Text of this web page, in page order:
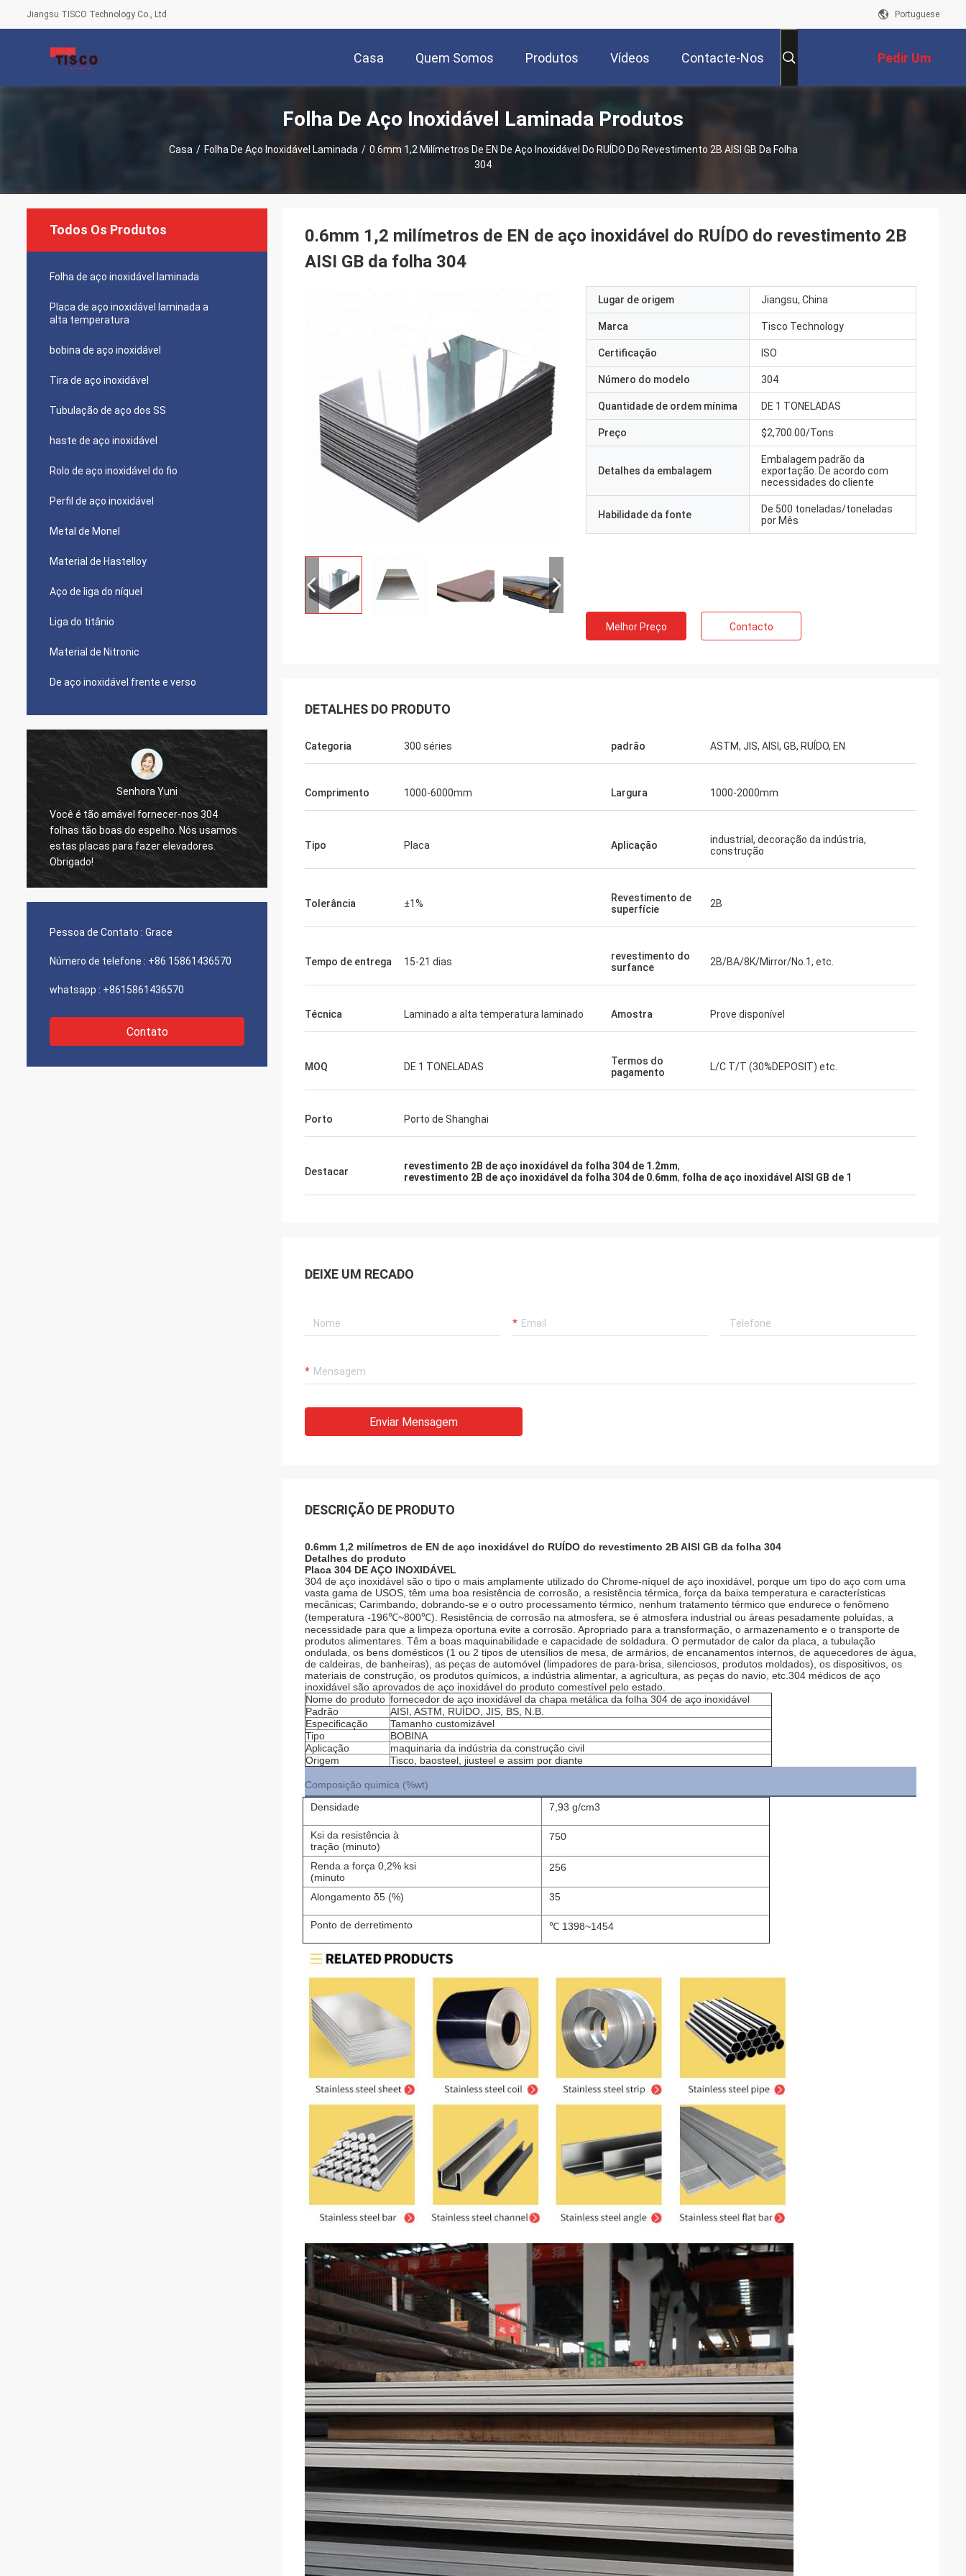
Jiangsu TISCO Technology Co., Ltd Portuguese
Casa Quem Somos Produtos Vídeos Contacte-Nos Pedir Um
Orçamento
Folha De Aço Inoxidável Laminada Produtos
Casa / Folha De Aço Inoxidável Laminada / 0.6mm 1,2 Milímetros De EN De Aço Inoxidável Do RUÍDO Do Revestimento 2B AISI GB Da Folha
304
Todos Os Produtos
Folha de aço inoxidável laminada
Placa de aço inoxidável laminada a
alta temperatura
bobina de aço inoxidável
Tira de aço inoxidável
Tubulação de aço dos SS
haste de aço inoxidável
Rolo de aço inoxidável do fio
Perfil de aço inoxidável
Metal de Monel
Material de Hastelloy
Aço de liga do níquel
Liga do titânio
Material de Nitronic
De aço inoxidável frente e verso
Senhora Yuni
Você é tão amável fornecer-nos 304
folhas tão boas do espelho. Nós usamos
estas placas para fazer elevadores.
Obrigado!
nice seamless pipes!
Pessoa de Contato : Grace
Número de telefone : +86 15861436570
whatsapp : +8615861436570
Contato
0.6mm 1,2 milímetros de EN de aço inoxidável do RUÍDO do revestimento 2B
AISI GB da folha 304
Lugar de origem Jiangsu, China
Marca Tisco Technology
Certificação ISO
Número do modelo 304
Quantidade de ordem mínima DE 1 TONELADAS
Preço $2,700.00/Tons
Detalhes da embalagem
Embalagem padrão da
exportação. De acordo com
necessidades do cliente
Habilidade da fonte
De 500 toneladas/toneladas
por Mês
Melhor Preço Contacto
DETALHES DO PRODUTO
Categoria 300 séries padrão ASTM, JIS, AISI, GB, RUÍDO, EN
Comprimento 1000-6000mm Largura 1000-2000mm
Tipo Placa Aplicação
industrial, decoração da indústria,
construção
Tolerância ±1%
Revestimento de
superfície
2B
Tempo de entrega 15-21 dias
revestimento do
surfance
2B/BA/8K/Mirror/No.1, etc.
Técnica Laminado a alta temperatura laminado Amostra Prove disponível
MOQ DE 1 TONELADAS
Termos do
pagamento
L/C T/T (30%DEPOSIT) etc.
Porto Porto de Shanghai
Destacar revestimento 2B de aço inoxidável da folha 304 de 1.2mm,
revestimento 2B de aço inoxidável da folha 304 de 0.6mm, folha de aço inoxidável AISI GB de 1
DEIXE UM RECADO
Enviar Mensagem
DESCRIÇÃO DE PRODUTO
0.6mm 1,2 milímetros de EN de aço inoxidável do RUÍDO do revestimento 2B AISI GB da folha 304
Detalhes do produto
Placa 304 DE AÇO INOXIDÁVEL
304 de aço inoxidável são o tipo o mais amplamente utilizado do Chrome-níquel de aço inoxidável, porque um tipo do aço com uma
vasta gama de USOS, têm uma boa resistência de corrosão, a resistência térmica, força da baixa temperatura e características
mecânicas; Carimbando, dobrando-se e o outro processamento térmico, nenhum tratamento térmico que endurece o fenômeno
(temperatura -196℃~800℃). Resistência de corrosão na atmosfera, se é atmosfera industrial ou áreas pesadamente poluídas, a
necessidade para que a limpeza oportuna evite a corrosão. Apropriado para a transformação, o armazenamento e o transporte de
produtos alimentares. Têm a boas maquinabilidade e capacidade de soldadura. O permutador de calor da placa, a tubulação
ondulada, os bens domésticos (1 ou 2 tipos de utensílios de mesa, de armários, de encanamentos internos, de aquecedores de água,
de caldeiras, de banheiras), as peças de automóvel (limpadores de para-brisa, silenciosos, produtos moldados), os dispositivos, os
materiais de construção, os produtos químicos, a indústria alimentar, a agricultura, as peças do navio, etc.304 médicos de aço
inoxidável são aprovados de aço inoxidável do produto comestível pelo estado.
Nome do produto fornecedor de aço inoxidável da chapa metálica da folha 304 de aço inoxidável
Padrão
AISI, ASTM, RUÍDO, JIS, BS, N.B.
Especificação
Tamanho customizável
Tipo
BOBINA
Aplicação
maquinaria da indústria da construção civil
Origem
Tisco, baosteel, jiusteel e assim por diante
Composição quimica (%wt)
Densidade
7,93 g/cm3
Ksi da resistência à
tração (minuto)
750
Renda a força 0,2% ksi
(minuto
256
Alongamento δ5 (%) 35
Ponto de derretimento ℃ 1398~1454